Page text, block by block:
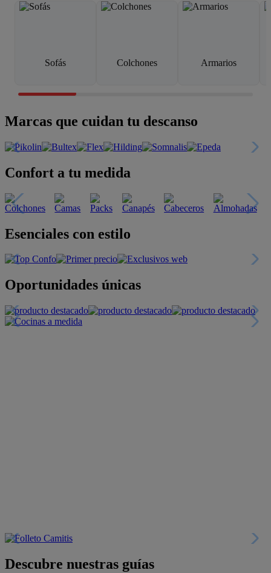
Sofás Colchones Armarios
Marcas que cuidan tu descanso
Confort a tu medida
Esenciales con estilo
Oportunidades únicas
Descubre nuestras guías